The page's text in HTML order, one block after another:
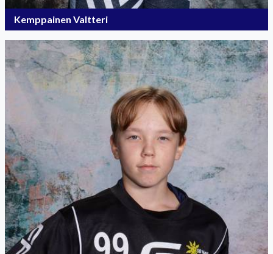
Kemppainen Valtteri